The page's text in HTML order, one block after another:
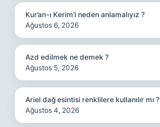
Kur’an-ı Kerim’i neden anlamalıyız ?
Ağustos 6, 2026
Azd edilmek ne demek ?
Ağustos 5, 2026
Ariel dağ esintisi renklilere kullanılır mı ?
Ağustos 4, 2026